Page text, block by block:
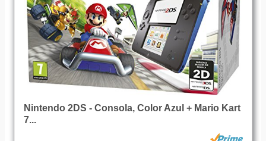
Nintendo 2DS - Consola, Color Azul + Mario Kart
7...